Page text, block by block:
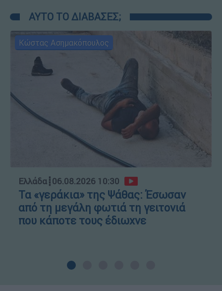
ΑΥΤΟ ΤΟ ΔΙΑΒΑΣΕΣ;
Κώστας Ασημακόπουλος
Ελλάδα┋06.08.2026 10:30
Τα «γεράκια» της Ψάθας: Έσωσαν
από τη μεγάλη φωτιά τη γειτονιά
που κάποτε τους έδιωχνε